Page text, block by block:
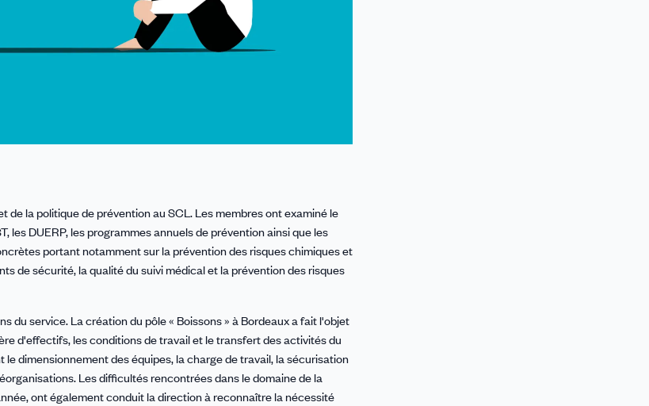
la politique de prévention au SCL. Les membres ont examiné le
DUERP, les programmes annuels de prévention ainsi que les
portant notamment sur la prévention des risques chimiques et
de sécurité, la qualité du suivi médical et la prévention des risques
du service. La création du pôle « Boissons » à Bordeaux a fait l'objet
d'effectifs, les conditions de travail et le transfert des activités du
dimensionnement des équipes, la charge de travail, la sécurisation
Les difficultés rencontrées dans le domaine de la
ont également conduit la direction à reconnaître la nécessité